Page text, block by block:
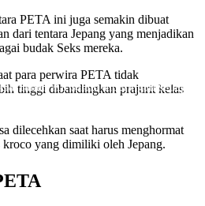
PETA ini juga semakin dibuat
dari tentara Jepang yang menjadikan
budak Seks mereka.
para perwira PETA tidak
tinggi dibandingkan prajurit kelas
dilecehkan saat harus menghormat
yang dimiliki oleh Jepang.
Tanah Air
Tanah Air selalu diperingati setiap
– PETA atau Pasukan